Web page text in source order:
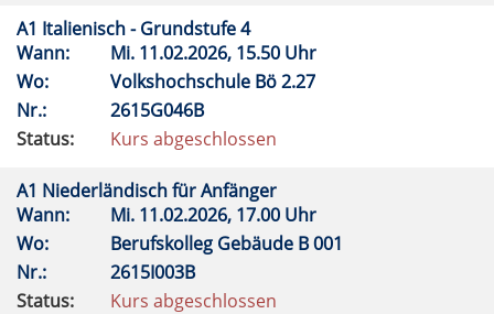
A1 Italienisch - Grundstufe 4
Wann:
Mi. 11.02.2026, 15.50 Uhr
Wo:
Volkshochschule Bö 2.27
Nr.:
2615G046B
Status:
Kurs abgeschlossen
A1 Niederländisch für Anfänger
Wann:
Mi. 11.02.2026, 17.00 Uhr
Wo:
Berufskolleg Gebäude B 001
Nr.:
2615I003B
Status:
Kurs abgeschlossen